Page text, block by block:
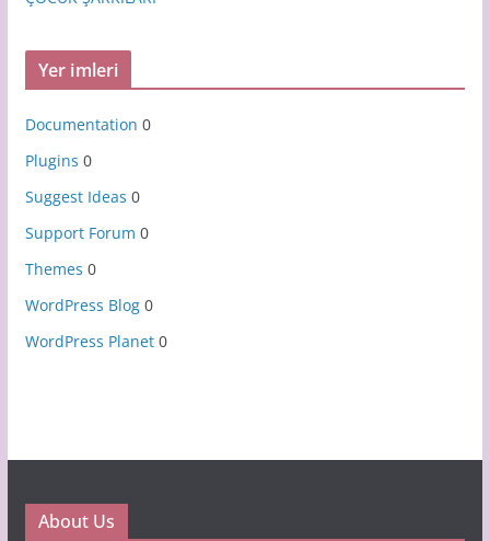
Yer imleri
Documentation 0
Plugins 0
Suggest Ideas 0
Support Forum 0
Themes 0
WordPress Blog0
WordPress Planet0
About Us